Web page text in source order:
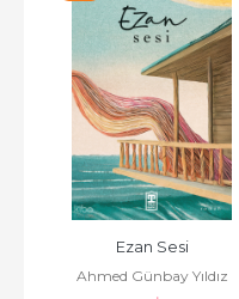
Ezan Sesi
Ahmed Günbay Yıldız